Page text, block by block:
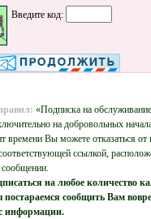
Введите код:
«Подписка на
на добровольных
Вы можете отказаться от
ссылкой,
на любое количество
сообщить Вам
информации.